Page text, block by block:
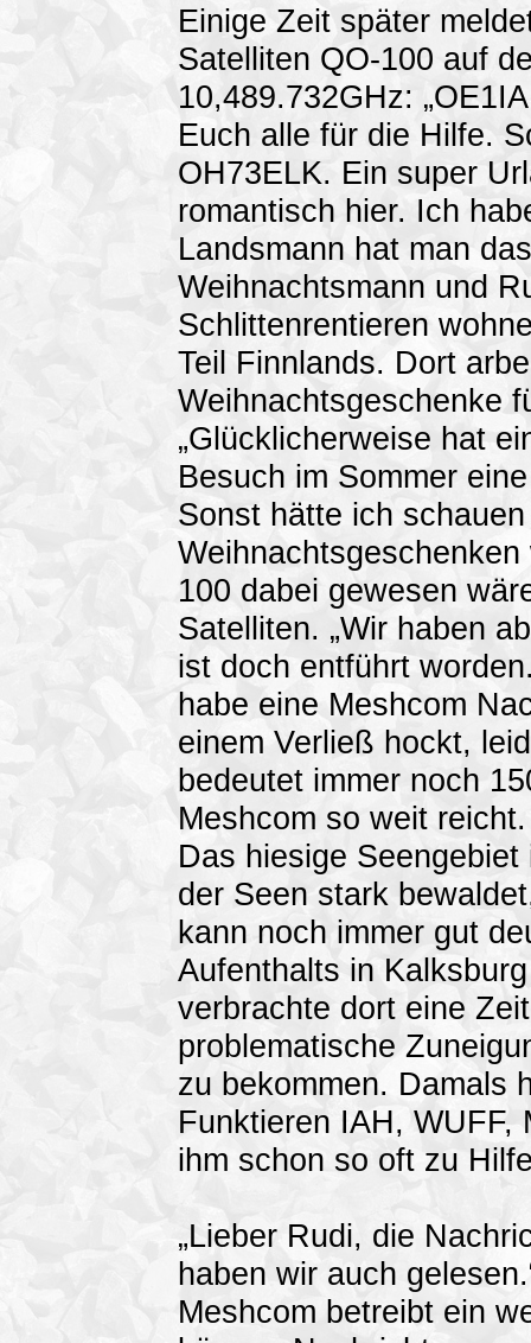
Einige Zeit später
Satelliten QO-100 auf
10,489.732GHz:
Euch alle für die Hilfe.
OH73ELK. Ein super
romantisch hier. Ich
Landsmann hat man
Weihnachtsmann und
Schlittenrentieren
Teil Finnlands. Dort
Weihnachtsgeschenke
„Glücklicherweise hat
Besuch im Sommer
Sonst hätte ich
100 dabei gewesen
Satelliten. „Wir haben
ist doch entführt
habe eine Meshcom
einem Verließ hockt,
bedeutet immer noch
Meshcom so weit
Das hiesige
der Seen stark
kann noch immer gut
Aufenthalts in
verbrachte dort eine
problematische
zu bekommen. Damals
Funktieren IAH, WUFF,
ihm schon so oft zu
„Lieber Rudi, die
haben wir auch
Meshcom betreibt ein